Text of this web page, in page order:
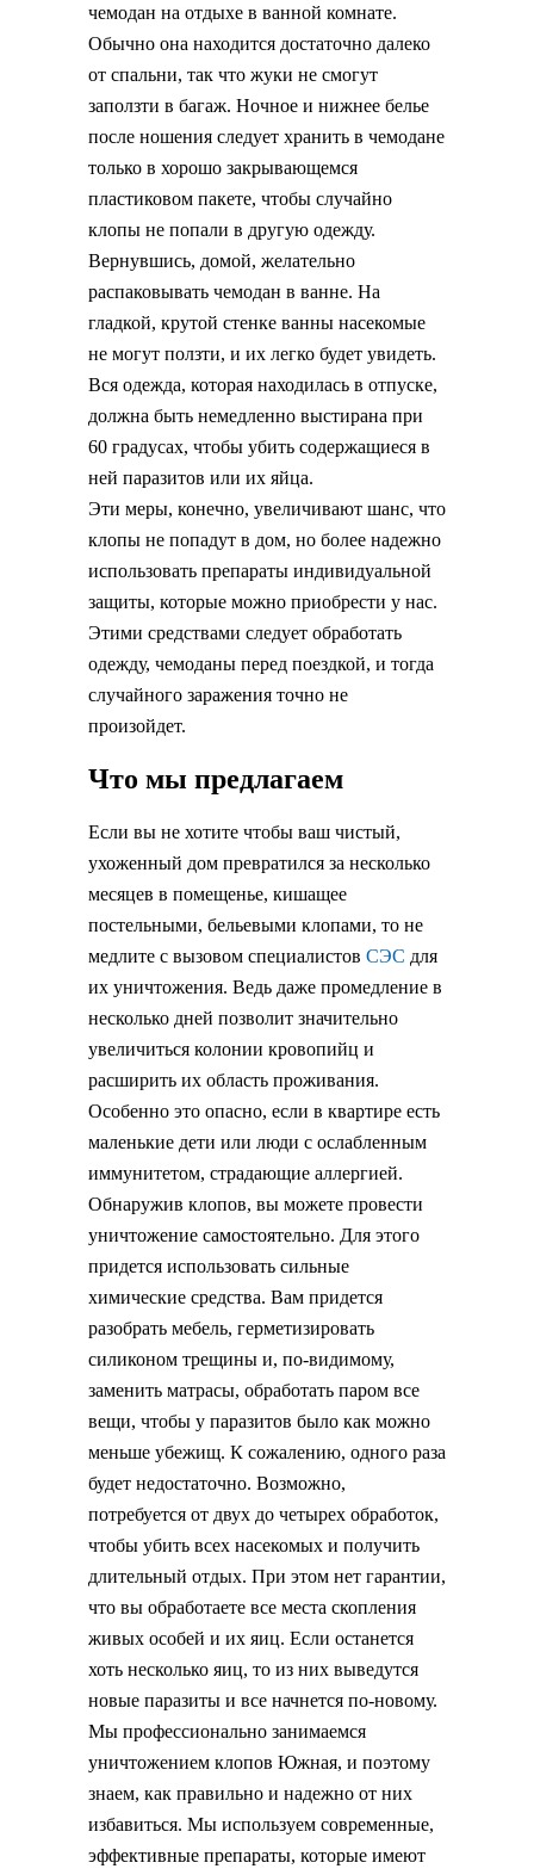
чемодан на отдыхе в ванной комнате.
Обычно она находится достаточно далеко
от спальни, так что жуки не смогут
заползти в багаж. Ночное и нижнее белье
после ношения следует хранить в чемодане
только в хорошо закрывающемся
пластиковом пакете, чтобы случайно
клопы не попали в другую одежду.
Вернувшись, домой, желательно
распаковывать чемодан в ванне. На
гладкой, крутой стенке ванны насекомые
не могут ползти, и их легко будет увидеть.
Вся одежда, которая находилась в отпуске,
должна быть немедленно выстирана при
60 градусах, чтобы убить содержащиеся в
ней паразитов или их яйца.
Эти меры, конечно, увеличивают шанс, что
клопы не попадут в дом, но более надежно
использовать препараты индивидуальной
защиты, которые можно приобрести у нас.
Этими средствами следует обработать
одежду, чемоданы перед поездкой, и тогда
случайного заражения точно не
произойдет.
Что мы предлагаем
Если вы не хотите чтобы ваш чистый,
ухоженный дом превратился за несколько
месяцев в помещенье, кишащее
постельными, бельевыми клопами, то не
медлите с вызовом специалистов СЭС для
их уничтожения. Ведь даже промедление в
несколько дней позволит значительно
увеличиться колонии кровопийц и
расширить их область проживания.
Особенно это опасно, если в квартире есть
маленькие дети или люди с ослабленным
иммунитетом, страдающие аллергией.
Обнаружив клопов, вы можете провести
уничтожение самостоятельно. Для этого
придется использовать сильные
химические средства. Вам придется
разобрать мебель, герметизировать
силиконом трещины и, по-видимому,
заменить матрасы, обработать паром все
вещи, чтобы у паразитов было как можно
меньше убежищ. К сожалению, одного раза
будет недостаточно. Возможно,
потребуется от двух до четырех обработок,
чтобы убить всех насекомых и получить
длительный отдых. При этом нет гарантии,
что вы обработаете все места скопления
живых особей и их яиц. Если останется
хоть несколько яиц, то из них выведутся
новые паразиты и все начнется по-новому.
Мы профессионально занимаемся
уничтожением клопов Южная, и поэтому
знаем, как правильно и надежно от них
избавиться. Мы используем современные,
эффективные препараты, которые имеют